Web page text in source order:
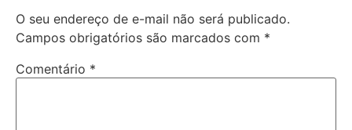
O seu endereço de e-mail não será publicado.
Campos obrigatórios são marcados com *
Comentário *